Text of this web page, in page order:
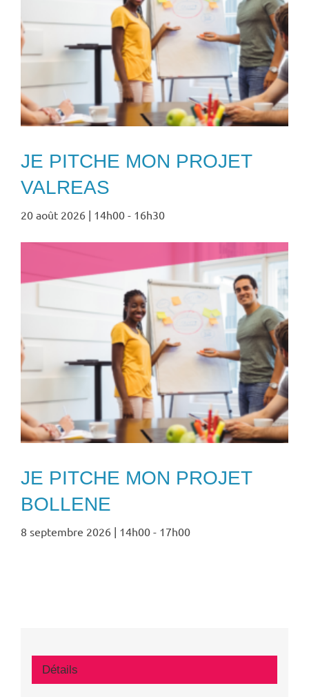
JE PITCHE MON PROJET
VALREAS
20 août 2026 | 14h00 - 16h30
JE PITCHE MON PROJET
BOLLENE
8 septembre 2026 | 14h00 - 17h00
Détails